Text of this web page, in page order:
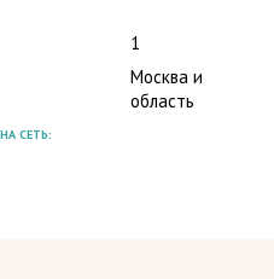
1
Москва и
область
СЕТЬ: